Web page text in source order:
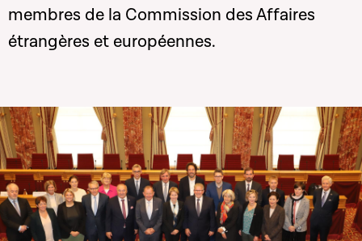
membres de la Commission des Affaires
étrangères et européennes.